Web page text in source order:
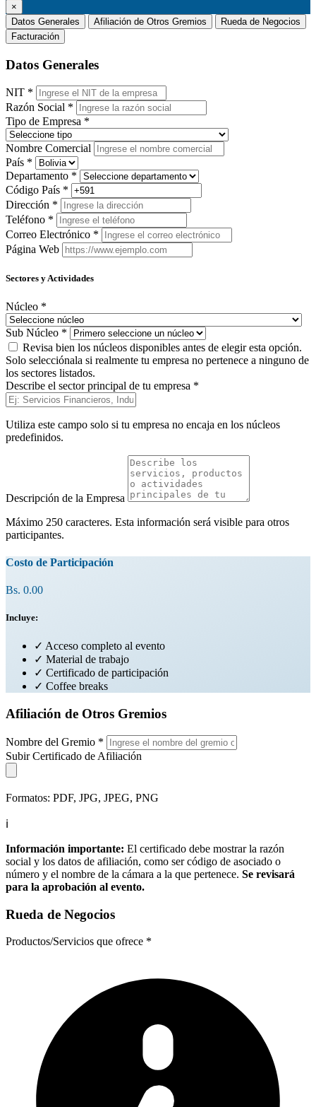
×
Datos Generales
Afiliación de Otros Gremios
Rueda de Negocios
Facturación
Datos Generales
NIT *
Razón Social *
Tipo de Empresa *
Nombre Comercial
País *
Departamento *
Código País *
Dirección *
Teléfono *
Correo Electrónico *
Página Web
Sectores y Actividades
Núcleo *
Sub Núcleo *
Revisa bien los núcleos disponibles antes de elegir esta opción.
Solo selecciónala si realmente tu empresa no pertenece a ninguno de
los sectores listados.
Describe el sector principal de tu empresa *
Utiliza este campo solo si tu empresa no encaja en los núcleos
predefinidos.
Descripción de la Empresa
Máximo 250 caracteres. Esta información será visible para otros
participantes.
Costo de Participación
Bs. 0.00
Incluye:
✓ Acceso completo al evento
✓ Material de trabajo
✓ Certificado de participación
✓ Coffee breaks
Afiliación de Otros Gremios
Nombre del Gremio *
Subir Certificado de Afiliación
Formatos: PDF, JPG, JPEG, PNG
ℹ️
Información importante: El certificado debe mostrar la razón
social y los datos de afiliación, como ser código de asociado o
número y el nombre de la cámara a la que pertenece. Se revisará
para la aprobación al evento.
Rueda de Negocios
Productos/Servicios que ofrece *